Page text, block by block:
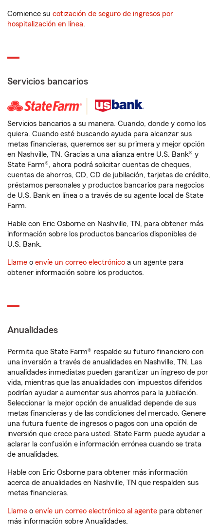
Comience su cotización de seguro de ingresos por
hospitalización en línea.
Servicios bancarios
Servicios bancarios a su manera. Cuando, donde y como los
quiera. Cuando esté buscando ayuda para alcanzar sus
metas financieras, queremos ser su primera y mejor opción
en Nashville, TN. Gracias a una alianza entre U.S. Bank® y
State Farm®, ahora podrá solicitar cuentas de cheques,
cuentas de ahorros, CD, CD de jubilación, tarjetas de crédito,
préstamos personales y productos bancarios para negocios
de U.S. Bank en línea o a través de su agente local de State
Farm.
Hable con Eric Osborne en Nashville, TN, para obtener más
información sobre los productos bancarios disponibles de
U.S. Bank.
Llame o envíe un correo electrónico a un agente para
obtener información sobre los productos.
Anualidades
Permita que State Farm® respalde su futuro financiero con
una inversión a través de anualidades en Nashville, TN. Las
anualidades inmediatas pueden garantizar un ingreso de por
vida, mientras que las anualidades con impuestos diferidos
podrían ayudar a aumentar sus ahorros para la jubilación.
Seleccionar la mejor opción de anualidad depende de sus
metas financieras y de las condiciones del mercado. Genere
una futura fuente de ingresos o pagos con una opción de
inversión que crece para usted. State Farm puede ayudar a
aclarar la confusión e información errónea cuando se trata
de anualidades.
Hable con Eric Osborne para obtener más información
acerca de anualidades en Nashville, TN que respalden sus
metas financieras.
Llame o envíe un correo electrónico al agente para obtener
más información sobre Anualidades.